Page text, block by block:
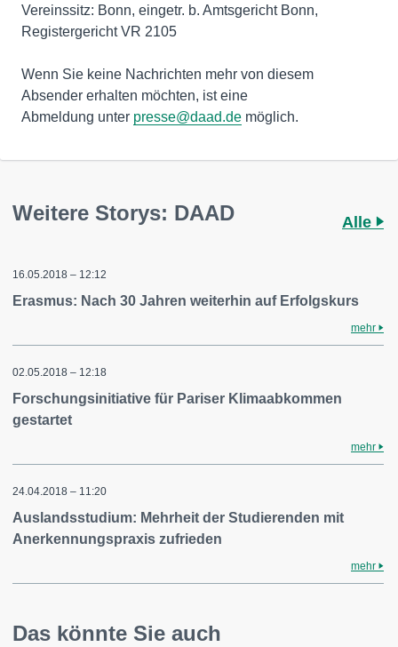
Vereinssitz: Bonn, eingetr. b. Amtsgericht Bonn,
Registergericht VR 2105
Wenn Sie keine Nachrichten mehr von diesem
Absender erhalten möchten, ist eine
Abmeldung unter presse@daad.de möglich.
Weitere Storys: DAAD Alle
16.05.2018 – 12:12
Erasmus: Nach 30 Jahren weiterhin auf Erfolgskurs
mehr
02.05.2018 – 12:18
Forschungsinitiative für Pariser Klimaabkommen
gestartet
mehr
24.04.2018 – 11:20
Auslandsstudium: Mehrheit der Studierenden mit
Anerkennungspraxis zufrieden
mehr
Das könnte Sie auch